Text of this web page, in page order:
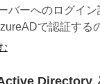
バーへのログイ
で認証する
Directory